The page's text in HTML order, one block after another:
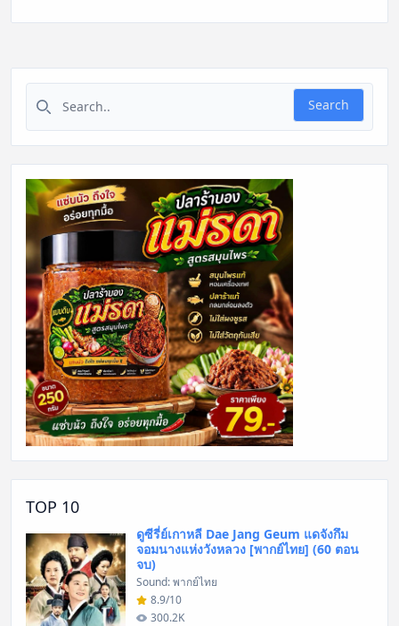
Search for:
Search
TOP 10
ดูซีรี่ย์เกาหลี Dae Jang Geum แดจังกึม
จอมนางแห่งวังหลวง [พากย์ไทย] (60 ตอน
จบ)
Sound: พากย์ไทย
8.9/10
300.2K